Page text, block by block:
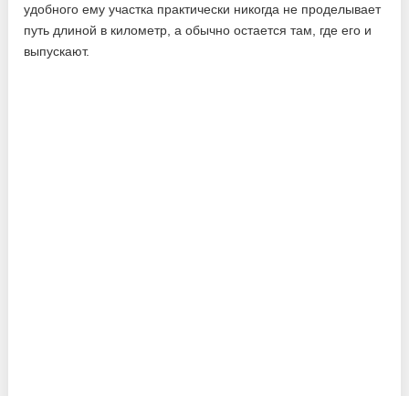
удобного ему участка практически никогда не проделывает
путь длиной в километр, а обычно остается там, где его и
выпускают.